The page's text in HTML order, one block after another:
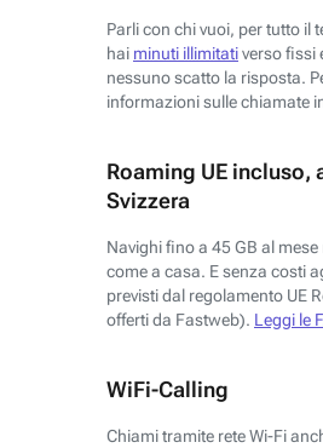
Parli con chi vuoi, per tutto il
hai minuti illimitativerso fissi
nessuno scatto la risposta.
informazioni sulle chiamate
Roaming UE incluso,
Svizzera
Navighi fino a 45 GB al
come a casa. E senza costi
previsti dal regolamento UE
offerti da Fastweb). Leggi le
WiFi-Calling
Chiami tramite rete Wi-Fi